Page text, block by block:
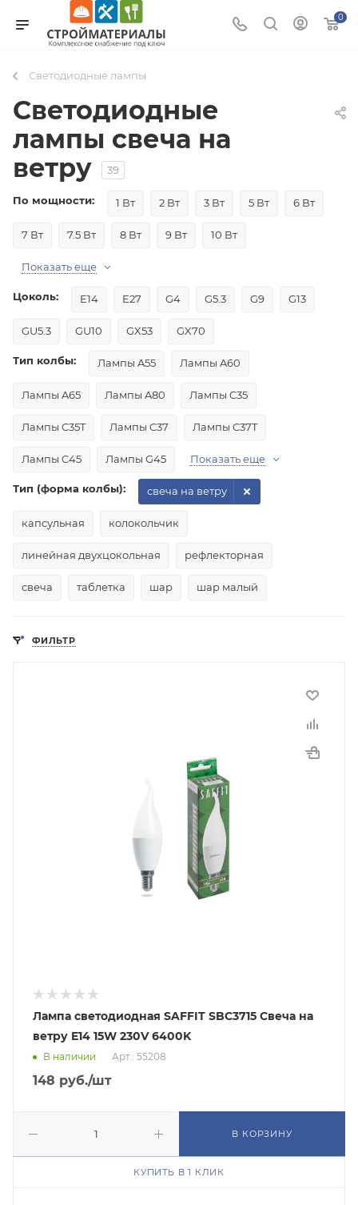
0
Светодиодные лампы
Светодиодные
лампы свеча на
ветру
39
По мощности: 1 Вт 2 Вт 3 Вт 5 Вт 6 Вт
7 Вт 7.5 Вт 8 Вт 9 Вт 10 Вт
Показать еще
Цоколь: E14 E27 G4 G5.3 G9 G13
GU5.3 GU10 GX53 GX70
Тип колбы: Лампы A55 Лампы A60
Лампы A65 Лампы A80 Лампы C35
Лампы C35T Лампы C37 Лампы C37T
Лампы C45 Лампы G45 Показать еще
Тип (форма колбы):
капсульная колокольчик
линейная двухцокольная рефлекторная
свеча
свеча на ветру
таблетка шар шар малый
ФИЛЬТР
Лампа светодиодная SAFFIT SBC3715 Свеча на
ветру E14 15W 230V 6400K
В наличии Арт.: 55208
148 руб./шт
В КОРЗИНУ
КУПИТЬ В 1 КЛИК